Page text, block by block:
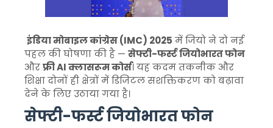
इंडिया मोबाइल कांग्रेस (IMC) 2025 में जियो ने दो नई
पहल की घोषणा की है — सेफ्टी-फर्स्ट जियोभारत फोन
औरफ्री AI क्लासरूम कोर्स। यह कदम तकनीक और
शिक्षा दोनों ही क्षेत्रों में डिजिटल सशक्तिकरण को बढ़ावा
देने के लिए उठाया गया है।
सेफ्टी-फर्स्ट जियोभारत फोन